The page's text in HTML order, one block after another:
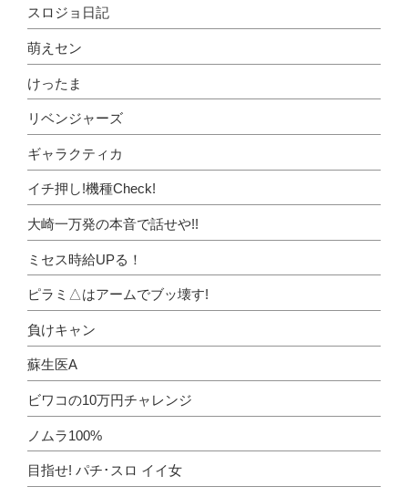
スロジョ日記
萌えセン
けったま
リベンジャーズ
ギャラクティカ
イチ押し!機種Check!
大崎一万発の本音で話せや!!
ミセス時給UPる！
ピラミ△はアームでブッ壊す!
負けキャン
蘇生医A
ビワコの10万円チャレンジ
ノムラ100%
目指せ! パチ･スロ イイ女